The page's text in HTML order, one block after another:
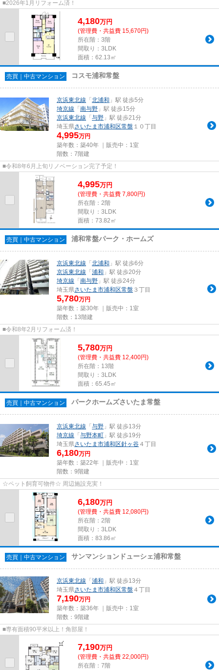
■2026年1月リフォーム済！
4,180万円
(管理費・共益費 15,670円)
所在階：3階
間取り：3LDK
面積：62.13㎡
売買｜中古マンション コスモ浦和常盤
京浜東北線 「 北浦和 」駅 徒歩5分
埼京線 「 南与野 」駅 徒歩15分
京浜東北線 「 与野 」駅 徒歩21分
埼玉県さいたま市浦和区常盤 １０丁目
4,995万円
築年数：築40年 ｜販売中： 1室
階数：7階建
■令和8年6月上旬リノベーション完了予定！
4,995万円
(管理費・共益費 7,800円)
所在階：2階
間取り：3LDK
面積：73.82㎡
売買｜中古マンション 浦和常盤パーク・ホームズ
京浜東北線 「 北浦和 」駅 徒歩6分
京浜東北線 「 浦和 」駅 徒歩20分
埼京線 「 南与野 」駅 徒歩24分
埼玉県さいたま市浦和区常盤 ３丁目
5,780万円
築年数：築30年 ｜販売中： 1室
階数：13階建
■令和8年2月リフォーム済！
5,780万円
(管理費・共益費 12,400円)
所在階：13階
間取り：3LDK
面積：65.45㎡
売買｜中古マンション パークホームズさいたま常盤
京浜東北線 「 与野 」駅 徒歩13分
埼京線 「 与野本町 」駅 徒歩19分
埼玉県さいたま市浦和区針ヶ谷 ４丁目
6,180万円
築年数：築22年 ｜販売中： 1室
階数：9階建
☆ペット飼育可物件☆ 周辺施設充実！
6,180万円
(管理費・共益費 12,080円)
所在階：2階
間取り：3LDK
面積：83.86㎡
売買｜中古マンション サンマンションドューシェ浦和常盤
京浜東北線 「 浦和 」駅 徒歩13分
埼玉県さいたま市浦和区常盤 ４丁目
7,190万円
築年数：築36年 ｜販売中： 1室
階数：9階建
■専有面積90平米以上！角部屋！
7,190万円
(管理費・共益費 22,000円)
所在階：7階